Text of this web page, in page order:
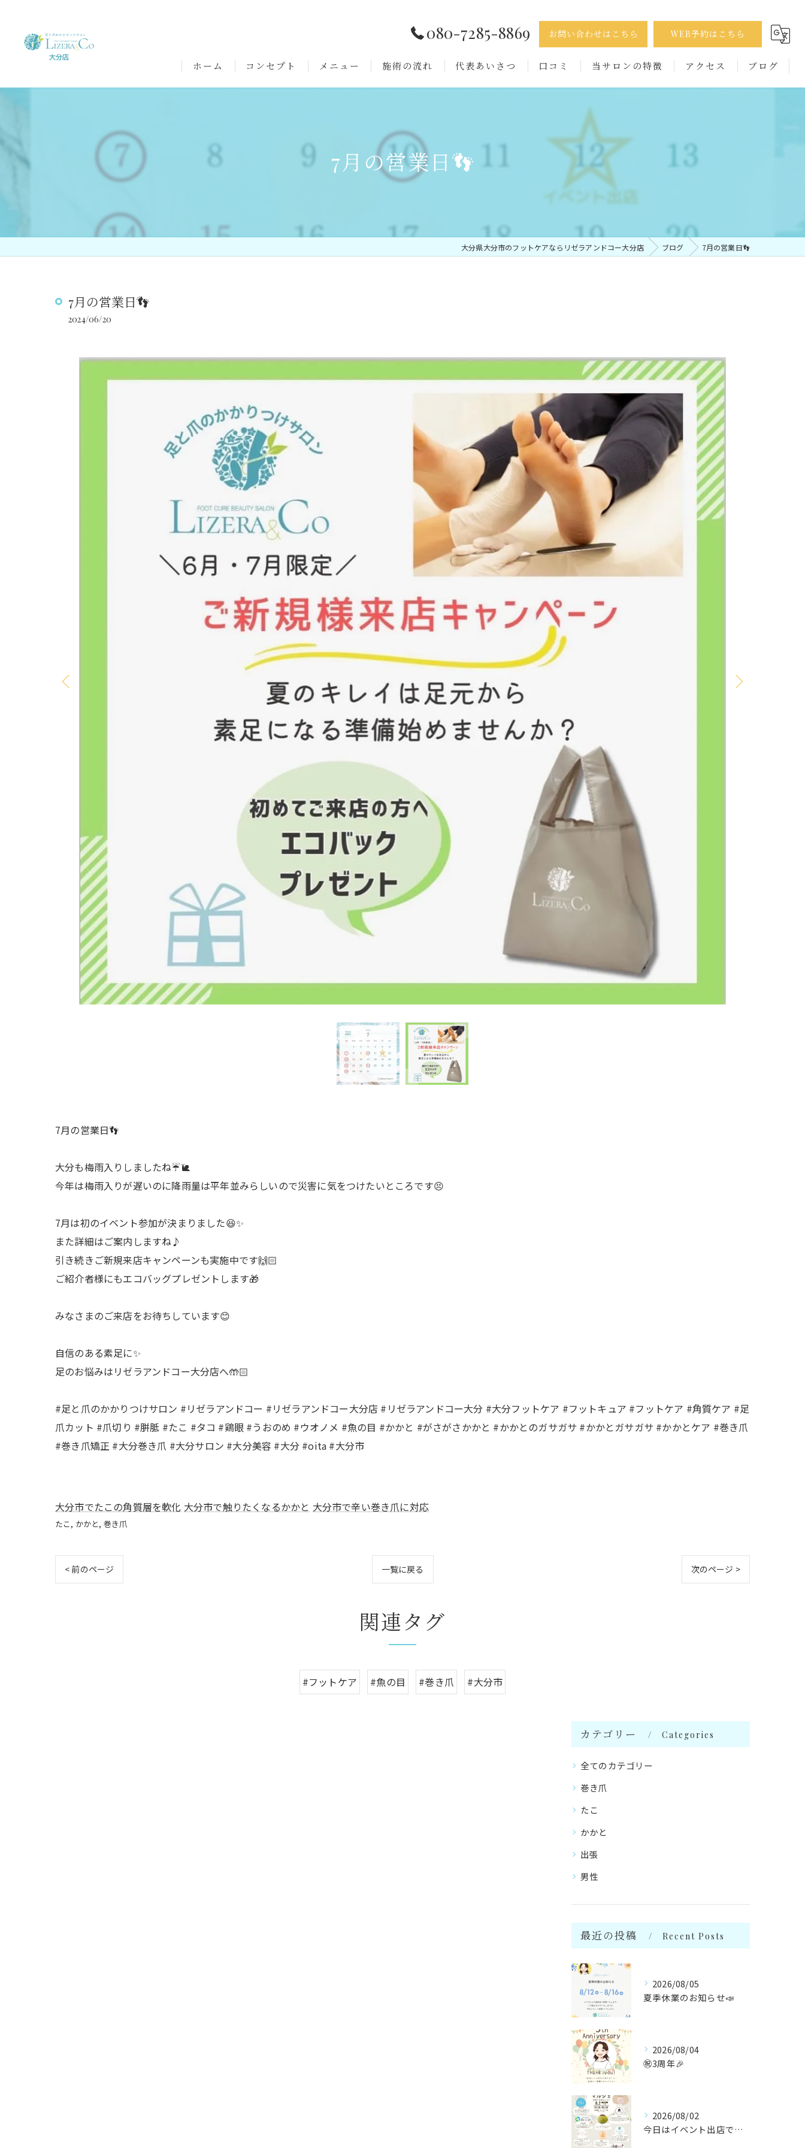
080-7285-8869 お問い合わせはこちら WEB予約はこちら
ホーム コンセプト メニュー 施術の流れ 代表あいさつ 口コミ 当サロンの特徴
たこ
かかと
出張
アクセス ブログ
7月の営業日👣
大分県大分市のフットケアならリゼラアンドコー大分店 ブログ 7月の営業日👣
7月の営業日👣
2024/06/20
7月の営業日👣
大分も梅雨入りしましたね☔️🐌
今年は梅雨入りが遅いのに降雨量は平年並みらしいので災害に気をつけたいところです😣
7月は初のイベント参加が決まりました😆✨
また詳細はご案内しますね♪
引き続きご新規来店キャンペーンも実施中です🙌🏻
ご紹介者様にもエコバッグプレゼントします🎁
みなさまのご来店をお待ちしています😊
自信のある素足に✨
足のお悩みはリゼラアンドコー大分店へ🤲🏻
#足と爪のかかりつけサロン #リゼラアンドコー #リゼラアンドコー大分店 #リゼラアンドコー大分 #大分フットケア #フットキュア #フットケア #角質ケア #足
爪カット #爪切り #胼胝 #たこ #タコ #鶏眼 #うおのめ #ウオノメ #魚の目 #かかと #がさがさかかと #かかとのガサガサ #かかとガサガサ #かかとケア #巻き爪
#巻き爪矯正 #大分巻き爪 #大分サロン #大分美容 #大分 #oita #大分市
大分市でたこの角質層を軟化 大分市で触りたくなるかかと 大分市で辛い巻き爪に対応
たこ かかと 巻き爪
< 前のページ 一覧に戻る 次のページ >
関連タグ
#フットケア #魚の目 #巻き爪 #大分市
カテゴリー Categories
全てのカテゴリー
巻き爪
たこ
かかと
出張
男性
最近の投稿 Recent Posts
2026/08/05
夏季休業のお知らせ📣
2026/08/04
㊗️3周年🎉
2026/08/02
今日はイベント出店です🌻